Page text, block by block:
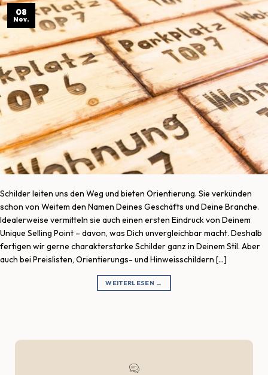
08
Nov.
Schilder leiten uns den Weg und bieten Orientierung. Sie verkünden
schon von Weitem den Namen Deines Geschäfts und Deine Branche.
Idealerweise vermitteln sie auch einen ersten Eindruck von Deinem
Unique Selling Point – davon, was Dich unvergleichbar macht. Deshalb
fertigen wir gerne charakterstarke Schilder ganz in Deinem Stil. Aber
auch bei Preislisten, Orientierungs- und Hinweisschildern […]
WEITERLESEN →